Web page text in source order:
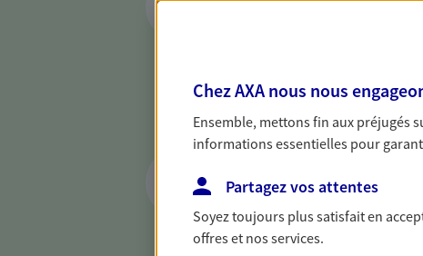
dresser un bilan complet de
solide pour vous formuler des
besoins.
Optimiser la
patrimoine
Gérez et optimisez votre
diversifier vos placements et
Chez AXA nous nous
Ensemble, mettons fin aux préjugés
informations essentielles pour
Partagez vos attentes
Soyez toujours plus satisfait en
offres et nos services.